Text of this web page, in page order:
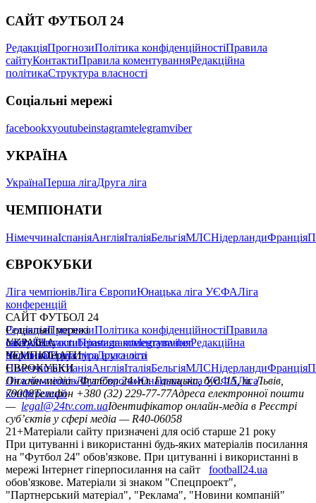
САЙТ ФУТБОЛ 24
РедакціяПрогнозиПолітика конфіденційностіПравила
сайтуКонтактиПравила коментуванняРедакційна
політикаСтруктура власності
Соціальні мережі
facebookxyoutubeinstagramtelegramviber
УКРАЇНА
УкраїнаПерша лігаДруга ліга
ЧЕМПІОНАТИ
НімеччинаІспаніяАнгліяІталіяБельгіяМЛСНідерландиФранція
ЄВРОКУБКИ
Ліга чемпіонівЛіга ЄвропиЮнацька ліга УЄФАЛіга
конференцій
САЙТ ФУТБОЛ 24
РедакціяПрогнозиПолітика конфіденційностіПравила
сайтуКонтактиПравила коментуванняРедакційна
політикаСтруктура власності
Соціальні мережі
facebookxyoutubeinstagramtelegramviber
УКРАЇНА
УкраїнаПерша лігаДруга ліга
ЧЕМПІОНАТИ
НімеччинаІспаніяАнгліяІталіяБельгіяМЛСНідерландиФранція
ЄВРОКУБКИ
Ліга чемпіонівЛіга ЄвропиЮнацька ліга УЄФАЛіга
конференцій
Онлайн-медіа «Футбол 24»пл. Галицька, буд. 15, м. Львів,
79008Телефон +380 (32) 229-77-77Адреса електронної пошти
— legal@24tv.com.uaІдентифікатор онлайн-медіа в Реєстрі
суб’єктів у сфері медіа — R40-06058
21+Матеріали сайту призначені для осіб старше 21 року
При цитуванні і використанні будь-яких матеріалів посилання
на "Футбол 24" обов'язкове. При цитуванні і використанні в
мережі Інтернет гіперпосилання на сайт
football24.ua
обов'язкове. Матеріали зі знаком "Спецпроект",
"Партнерський матеріал", "Реклама", "Новини компаній"